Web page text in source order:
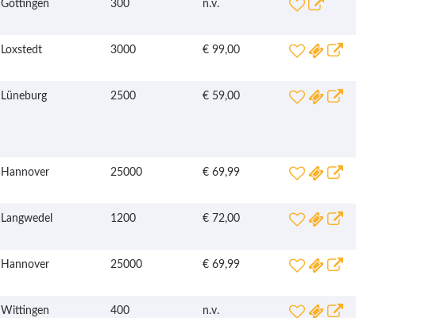
Göttingen 300 n.v.
Loxstedt 3000 € 99,00
Lüneburg 2500 € 59,00
Hannover 25000 € 69,99
Langwedel 1200 € 72,00
Hannover 25000 € 69,99
Wittingen 400 n.v.